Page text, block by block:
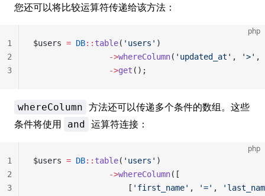
您还可以将比较运算符传递给该方法：
php
$users = DB:: table( 'users' )
                ->
whereColumn( 'updated_at' , '>' ,
                ->
get ();
1
2
3
whereColumn 方法还可以传递多个条件的数组。这些
条件将使用
and 运算符连接：
php
$users = DB:: table( 'users' )
                ->
whereColumn([
                    [
'first_name' , '=' ,
1
2
3